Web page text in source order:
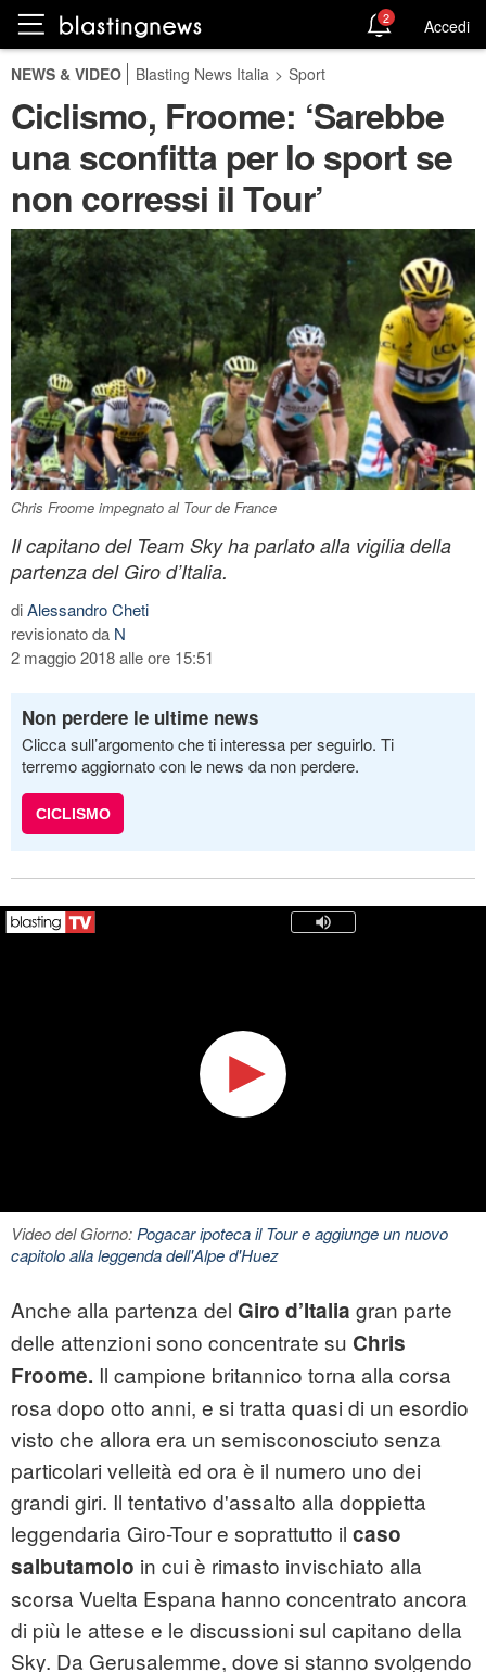
2 Accedi
NEWS & VIDEO Blasting News Italia > Sport
Ciclismo, Froome: ‘Sarebbe
una sconfitta per lo sport se
non corressi il Tour’
Chris Froome impegnato al Tour de France
Il capitano del Team Sky ha parlato alla vigilia della
partenza del Giro d’Italia.
diAlessandro Cheti
revisionato da N
2 maggio 2018 alle ore 15:51
Non perdere le ultime news
Clicca sull’argomento che ti interessa per seguirlo. Ti
terremo aggiornato con le news da non perdere.
CICLISMO
Video del Giorno:Pogacar ipoteca il Tour e aggiunge un nuovo
capitolo alla leggenda dell'Alpe d'Huez
Anche alla partenza del Giro d’Italia gran parte
delle attenzioni sono concentrate su Chris
Froome. Il campione britannico torna alla corsa
rosa dopo otto anni, e si tratta quasi di un esordio
visto che allora era un semisconosciuto senza
particolari velleità ed ora è il numero uno dei
grandi giri. Il tentativo d'assalto alla doppietta
leggendaria Giro-Tour e soprattutto il caso
salbutamolo in cui è rimasto invischiato alla
scorsa Vuelta Espana hanno concentrato ancora
di più le attese e le discussioni sul capitano della
Sky. Da Gerusalemme, dove si stanno svolgendo